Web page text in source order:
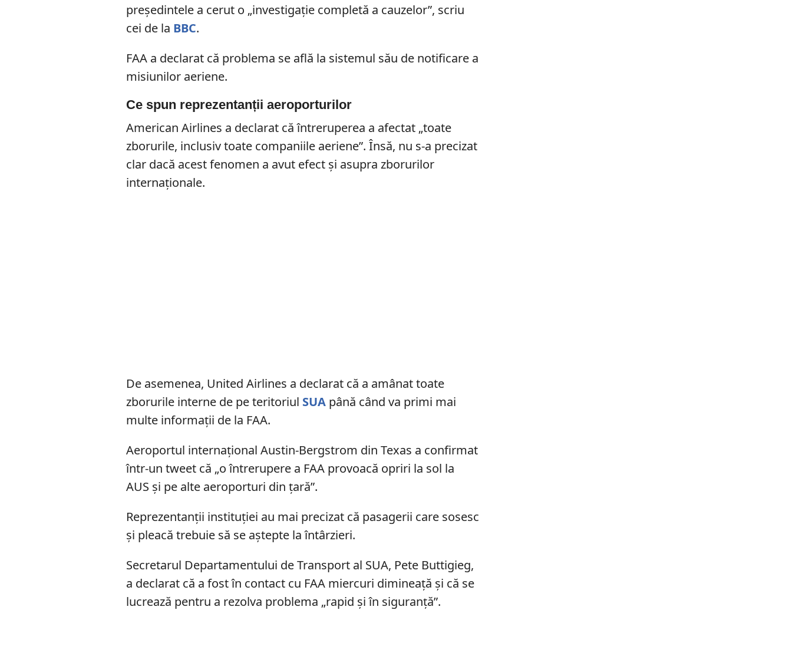
președintele a cerut o „investigație completă a cauzelor”, scriu
cei de la BBC.
FAA a declarat că problema se află la sistemul său de notificare a
misiunilor aeriene.
Ce spun reprezentanții aeroporturilor
American Airlines a declarat că întreruperea a afectat „toate
zborurile, inclusiv toate companiile aeriene”. Însă, nu s-a precizat
clar dacă acest fenomen a avut efect și asupra zborurilor
internaționale.
De asemenea, United Airlines a declarat că a amânat toate
zborurile interne de pe teritoriul SUA până când va primi mai
multe informații de la FAA.
Aeroportul internațional Austin-Bergstrom din Texas a confirmat
într-un tweet că „o întrerupere a FAA provoacă opriri la sol la
AUS și pe alte aeroporturi din țară”.
Reprezentanții instituției au mai precizat că pasagerii care sosesc
și pleacă trebuie să se aștepte la întârzieri.
Secretarul Departamentului de Transport al SUA, Pete Buttigieg,
a declarat că a fost în contact cu FAA miercuri dimineață și că se
lucrează pentru a rezolva problema „rapid și în siguranță”.